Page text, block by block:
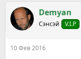
к
ц
и
Demyan
Сэнсэй V.I.P
10 Фев 2016